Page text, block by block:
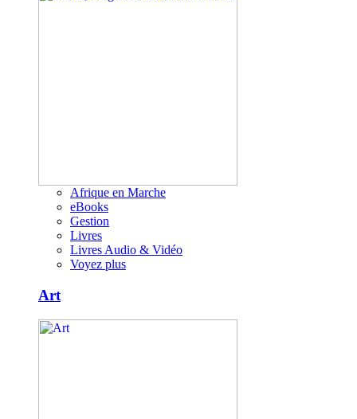
Afrique en Marche
eBooks
Gestion
Livres
Livres Audio & Vidéo
Voyez plus
Art